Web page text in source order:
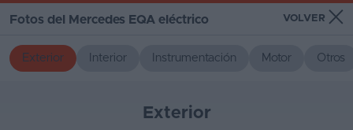
Fotos del Mercedes EQA eléctrico VOLVER ×
Exterior Interior Instrumentación Motor Otros
Exterior